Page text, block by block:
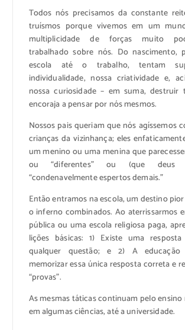
Todos nós precisamos da constante
truísmos porque vivemos em um
multiplicidade de forças muito
trabalhado sobre nós. Do nascimento,
escola até o trabalho, tentam
individualidade, nossa criatividade e,
nossa curiosidade – em suma,
encoraja a pensar por nós mesmos.
Nossos pais queriam que nós agíssemos
crianças da vizinhança; eles
um menino ou uma menina que
ou “diferentes” ou (que deus
“condenavelmente espertos demais.”
Então entramos na escola, um destino
o inferno combinados. Ao aterrissarmos
pública ou uma escola religiosa paga,
lições básicas: 1) Existe uma
qualquer questão; e 2) A educação
memorizar essa única resposta correta e
“provas”.
As mesmas táticas continuam pelo ensino
em algumas ciências, até a universidade.